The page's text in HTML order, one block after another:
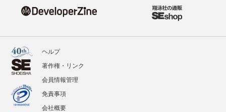
ヘルプ
著作権・リンク
会員情報管理
免責事項
会社概要